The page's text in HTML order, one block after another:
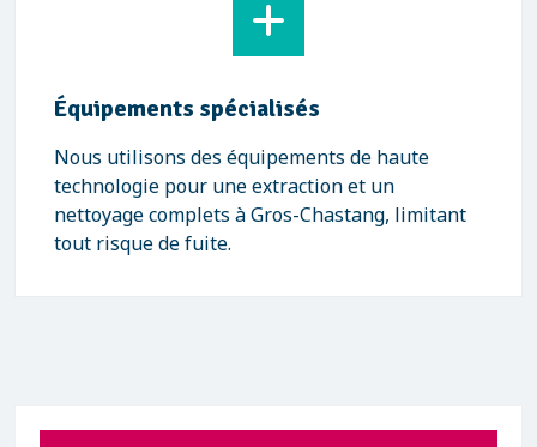
Équipements spécialisés
Nous utilisons des équipements de haute
technologie pour une extraction et un
nettoyage complets à Gros-Chastang, limitant
tout risque de fuite.